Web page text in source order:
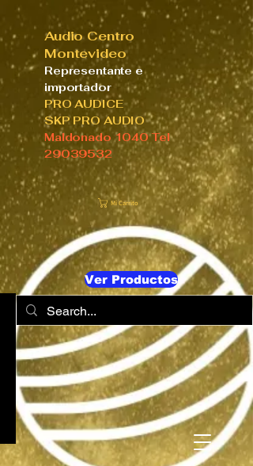
Audio Centro
Montevideo
Representante e
importador
PRO AUDICE
SKP PRO AUDIO
Maldonado 1040 Tel
29039532
Mi Carrito
Ver Productos